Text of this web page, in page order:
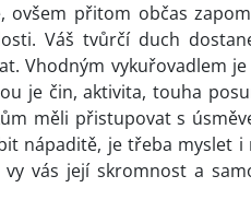
ovšem přitom občas
Váš tvůrčí duch
Vhodným vykuřovadlem
je čin, aktivita, touha
měli přistupovat s
nápaditě, je třeba myslet i
vás její skromnost a